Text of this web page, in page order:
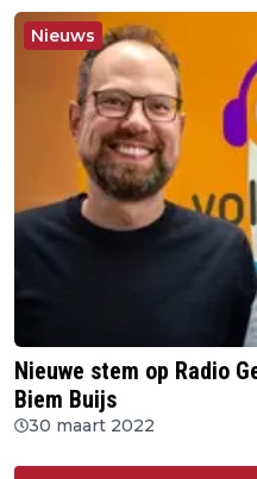
Nieuws
Nieuwe stem op Radio
Biem Buijs
30 maart 2022